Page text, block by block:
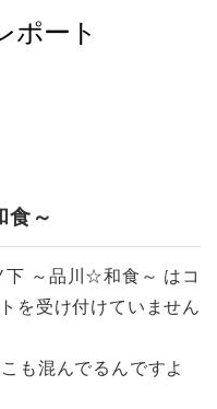
食～
下 ～品川☆和食～ は コ
を受け付けていません
も混んでるんですよ